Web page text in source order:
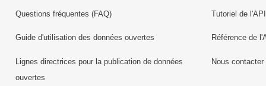
Questions fréquentes (FAQ)
Guide d'utilisation des données ouvertes
Lignes directrices pour la publication de données
ouvertes
Tutoriel de l'API
Référence de
Nous contacter